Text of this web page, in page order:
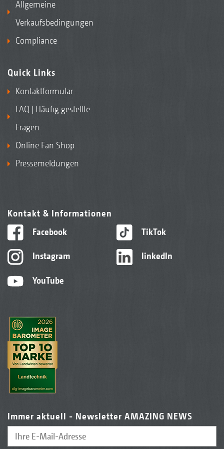
Allgemeine
Verkaufsbedingungen
Compliance
Quick Links
Kontaktformular
FAQ | Häufig gestellte
Fragen
Online Fan Shop
Pressemeldungen
Kontakt & Informationen
Facebook
Instagram
YouTube
TikTok
linkedIn
Immer aktuell - Newsletter AMAZING NEWS